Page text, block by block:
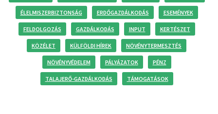
ÉLELMISZERBIZTONSÁG ERDŐGAZDÁLKODÁS ESEMÉNYEK
FELDOLGOZÁS GAZDÁLKODÁS INPUT KERTÉSZET
KÖZÉLET KÜLFÖLDI HÍREK NÖVÉNYTERMESZTÉS
NÖVÉNYVÉDELEM PÁLYÁZATOK PÉNZ
TALAJERŐ-GAZDÁLKODÁS TÁMOGATÁSOK